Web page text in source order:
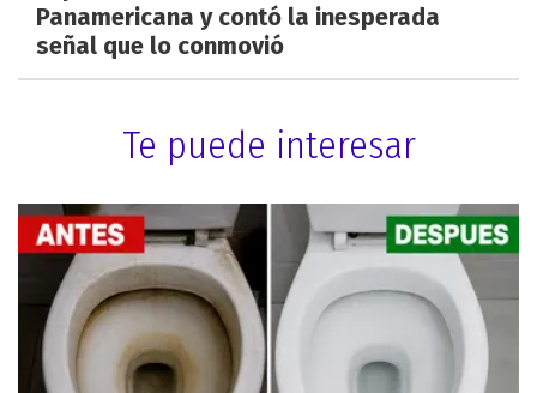
Panamericana y contó la inesperada
señal que lo conmovió
Te puede interesar